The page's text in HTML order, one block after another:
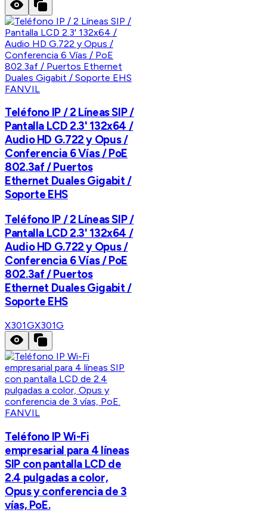
FANVIL
Teléfono IP / 2 Líneas SIP /
Pantalla LCD 2.3' 132x64 /
Audio HD G.722 y Opus /
Conferencia 6 Vías / PoE
802.3af / Puertos
Ethernet Duales Gigabit /
Soporte EHS
Teléfono IP / 2 Líneas SIP /
Pantalla LCD 2.3' 132x64 /
Audio HD G.722 y Opus /
Conferencia 6 Vías / PoE
802.3af / Puertos
Ethernet Duales Gigabit /
Soporte EHS
X301GX301G
FANVIL
Teléfono IP Wi-Fi
empresarial para 4 líneas
SIP con pantalla LCD de
2.4 pulgadas a color,
Opus y conferencia de 3
vías, PoE.